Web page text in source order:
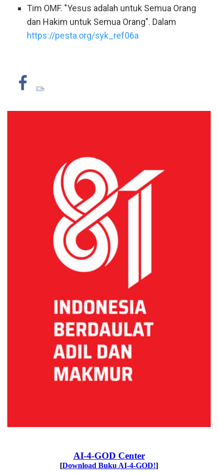
Tim OMF. "Yesus adalah untuk Semua Orang
dan Hakim untuk Semua Orang". Dalam
https://pesta.org/syk_ref06a